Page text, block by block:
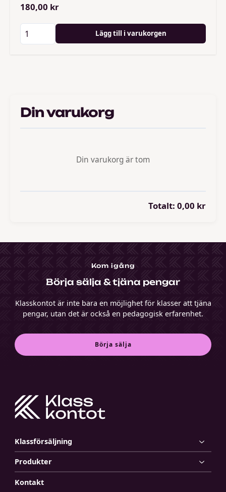
180,00 kr
Lägg till i varukorgen
Din varukorg
Din varukorg är tom
Totalt: 0,00 kr
Kom igång
Börja sälja & tjäna pengar
Klasskontot är inte bara en möjlighet för klasser att tjäna
pengar, utan det är också en pedagogisk erfarenhet.
Börja sälja
Klassförsäljning
Produkter
Kontakt